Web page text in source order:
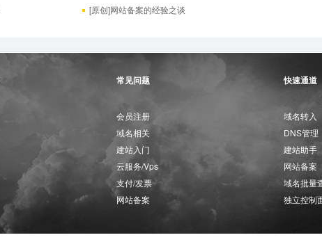
[原创]网站备案的经验之谈
常见问题
会员注册
域名相关
建站入门
云服务/Vps
支付/发票
网站备案
快速通道
域名转入
DNS管理
建站助手
网站备案
域名批量
独立控制